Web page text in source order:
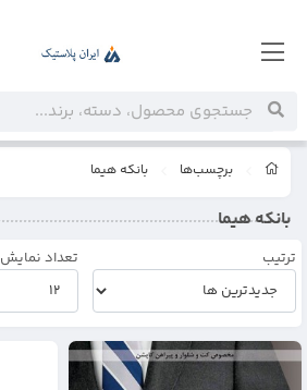
برچسب‌ها بانکه هیما
بانکه هیما
ترتیب تعداد نمایش